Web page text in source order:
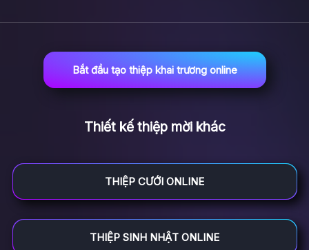
Bắt đầu tạo thiệp khai trương online
Thiết kế thiệp mời khác
THIỆP CƯỚI ONLINE
THIỆP SINH NHẬT ONLINE